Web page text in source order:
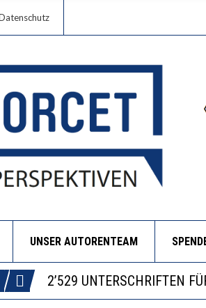
UNSER AUTORENTEAM
DIE VERSTÄRKTE
ICH WILL MEHR EVIDENZ